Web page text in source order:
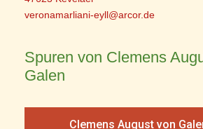
veronamarliani-eyll@arcor.de
Spuren von Clemens
Galen